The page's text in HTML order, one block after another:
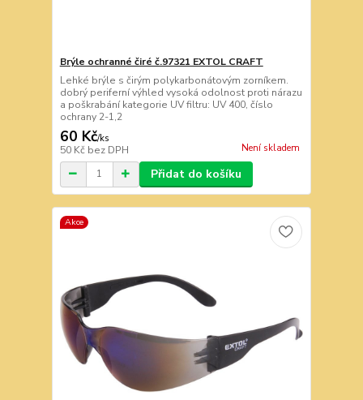
Brýle ochranné čiré č.97321 EXTOL CRAFT
Lehké brýle s čirým polykarbonátovým zorníkem.
dobrý periferní výhled vysoká odolnost proti nárazu
a poškrabání kategorie UV filtru: UV 400, číslo
ochrany 2-1,2
60 Kč/ks
50 Kč bez DPH Není skladem
Přidat do košíku
Akce